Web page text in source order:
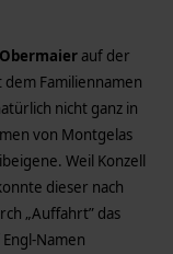
auf der
Familiennamen
nicht ganz in
von Montgelas
Weil Konzell
dieser nach
„Auffahrt” das
Namen